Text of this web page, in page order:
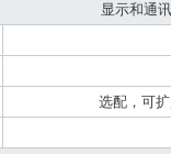
显示和通讯
选配，可